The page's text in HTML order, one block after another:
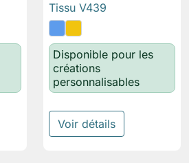
Tissu V439
Disponible pour les
créations
personnalisables
Voir détails